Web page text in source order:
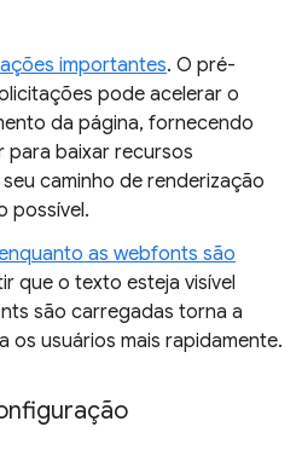
importantes. O pré-
pode acelerar o
da página, fornecendo
para baixar recursos
caminho de renderização
possível.
as webfonts são
que o texto esteja visível
são carregadas torna a
os usuários mais rapidamente.